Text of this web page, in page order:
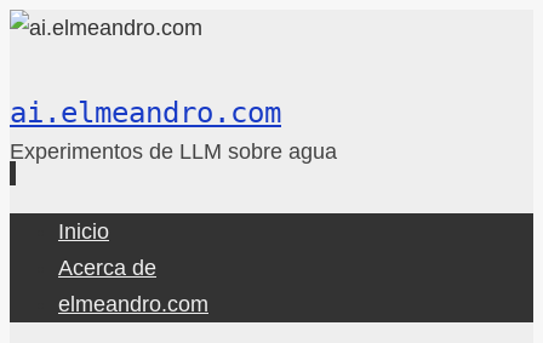
ai.elmeandro.com
Experimentos de LLM sobre agua
contenido
Inicio
Acerca de
elmeandro.com